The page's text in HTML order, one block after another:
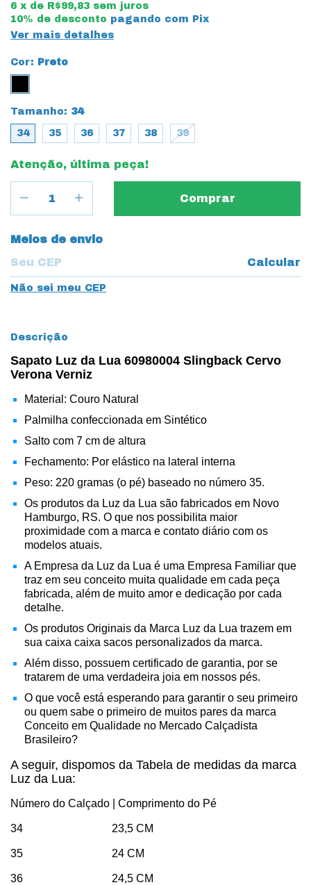
6 x de R$99,83 sem juros
10% de desconto pagando com Pix
Ver mais detalhes
Cor: Preto
Tamanho: 34
34 35 36 37 38 39
Atenção, última peça!
Entregas para o CEP:
Meios de envio
Calcular
Não sei meu CEP
Descrição
Sapato Luz da Lua 60980004 Slingback Cervo
Verona Verniz
Material: Couro Natural
Palmilha confeccionada em Sintético
Salto com 7 cm de altura
Fechamento: Por elástico na lateral interna
Peso: 220 gramas (o pé) baseado no número 35.
Os produtos da Luz da Lua são fabricados em Novo
Hamburgo, RS. O que nos possibilita maior
proximidade com a marca e contato diário com os
modelos atuais.
A Empresa da Luz da Lua é uma Empresa Familiar que
traz em seu conceito muita qualidade em cada peça
fabricada, além de muito amor e dedicação por cada
detalhe.
Os produtos Originais da Marca Luz da Lua trazem em
sua caixa caixa sacos personalizados da marca.
Além disso, possuem certificado de garantia, por se
tratarem de uma verdadeira joia em nossos pés.
O que você está esperando para garantir o seu primeiro
ou quem sabe o primeiro de muitos pares da marca
Conceito em Qualidade no Mercado Calçadista
Brasileiro?
A seguir, dispomos da Tabela de medidas da marca
Luz da Lua:
Número do Calçado | Comprimento do Pé
34 23,5 CM
35 24 CM
36 24,5 CM